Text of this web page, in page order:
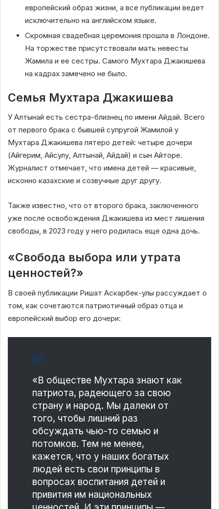
европейский образ жизни, а все публикации ведет
исключительно на английском языке.
Скромная свадебная церемония прошла в Лондоне.
На торжестве присутствовали мать невесты
Жамила и ее сестры. Самого Мухтара Джакишева
на кадрах замечено не было.
Семья Мухтара Джакишева
У Алтынай есть сестра-близнец по имени Айдай. Всего
от первого брака с бывшей супругой Жамилой у
Мухтара Джакишева пятеро детей: четыре дочери
(Айгерим, Айсулу, Алтынай, Айдай) и сын Айторе.
Журналист отмечает, что имена детей — красивые,
исконно казахские и созвучные друг другу.
Также известно, что от второго брака, заключенного
уже после освобождения Джакишева из мест лишения
свободы, в 2023 году у него родилась еще одна дочь.
«Свобода выбора или утрата
ценностей?»
В своей публикации Ришат Аскарбек-улы рассуждает о
том, как сочетаются патриотичный образ отца и
европейский выбор его дочери:
«В обществе Мухтара знают как
патриота, радеющего за свою
страну и народ. Мы далеки от
того, чтобы лишний раз
обсуждать чью-то семью и
потомков. Тем не менее,
кажется, что у наших богатых
людей есть свои принципы в
вопросах воспитания детей и
привития им национальных